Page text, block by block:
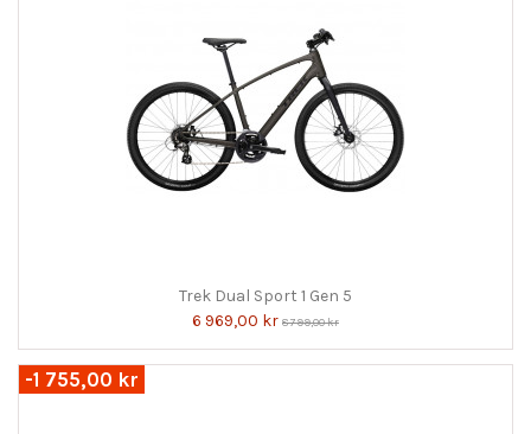
Trek Dual Sport 1 Gen 5
6 969,00 kr 8 799,00 kr
-1 755,00 kr